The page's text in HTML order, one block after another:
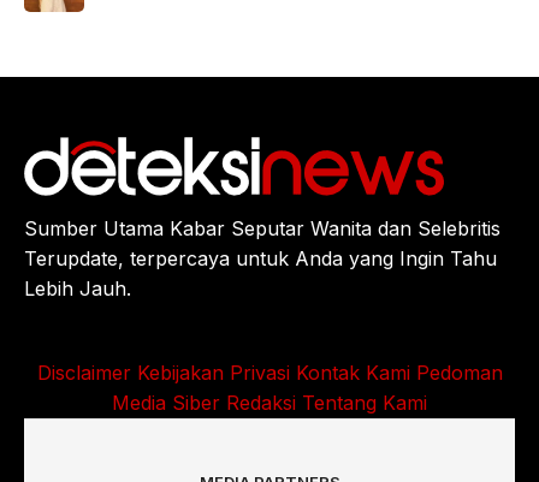
Sumber Utama Kabar Seputar Wanita dan Selebritis
Terupdate, terpercaya untuk Anda yang Ingin Tahu
Lebih Jauh.
Disclaimer Kebijakan Privasi Kontak Kami Pedoman
Media Siber Redaksi Tentang Kami